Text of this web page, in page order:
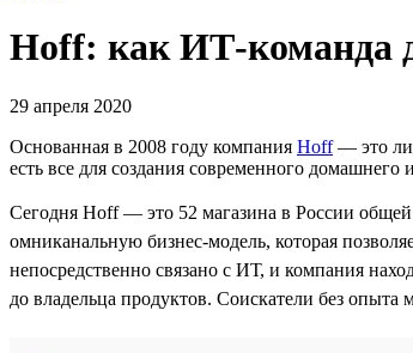
Hoff: как ИТ-команда
29 апреля 2020
Основанная в 2008 году компания Hoff— это
есть все для создания современного
Сегодня Hoff — это 52 магазина в России
омниканальную бизнес-модель, которая
непосредственно связано с ИТ, и компания
до владельца продуктов. Соискатели без